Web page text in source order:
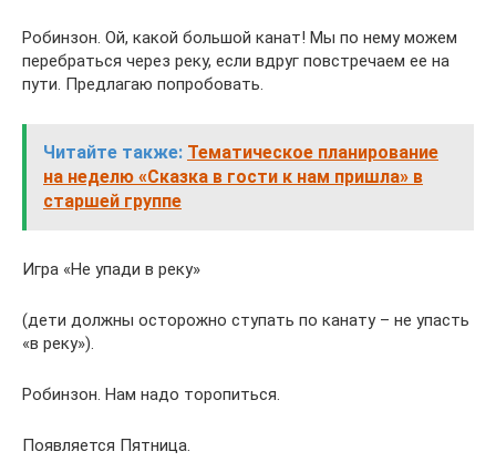
Робинзон. Ой, какой большой канат! Мы по нему можем
перебраться через реку, если вдруг повстречаем ее на
пути. Предлагаю попробовать.
Читайте также: Тематическое планирование
на неделю «Сказка в гости к нам пришла» в
старшей группе
Игра «Не упади в реку»
(дети должны осторожно ступать по канату – не упасть
«в реку»).
Робинзон. Нам надо торопиться.
Появляется Пятница.